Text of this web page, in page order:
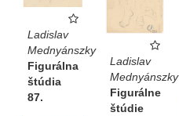
Ladislav
Mednyánszky
Figurálna
štúdia
87.
Ladislav
Mednyánszky
Figurálne
štúdie